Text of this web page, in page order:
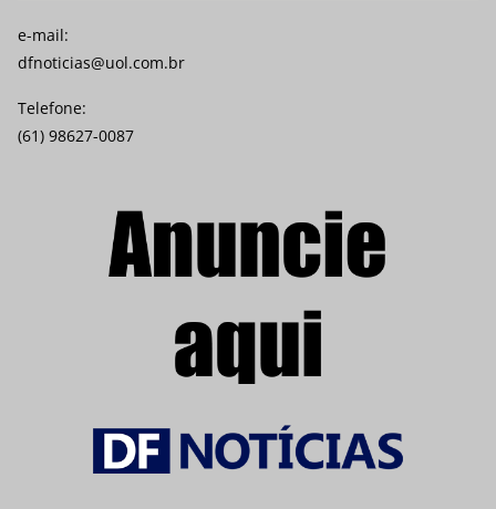
e-mail:
dfnoticias@uol.com.br
Telefone:
(61) 98627-0087